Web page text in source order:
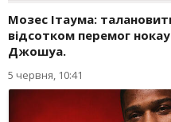
Мозес Ітаума:
відсотком перемог
Джошуа.
5 червня, 10:41